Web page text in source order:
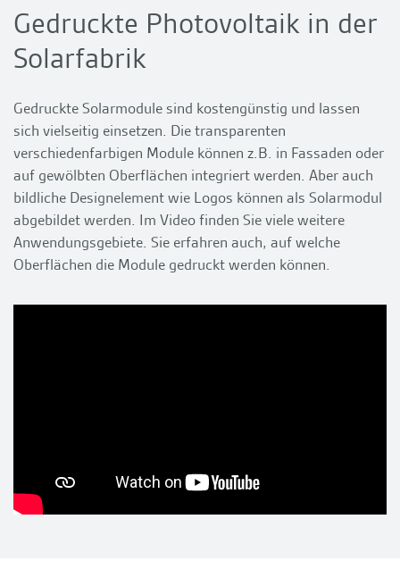
Gedruckte Photovoltaik in der
Solarfabrik
Gedruckte Solarmodule sind kostengünstig und lassen
sich vielseitig einsetzen. Die transparenten
verschiedenfarbigen Module können z.B. in Fassaden oder
auf gewölbten Oberflächen integriert werden. Aber auch
bildliche Designelement wie Logos können als Solarmodul
abgebildet werden. Im Video finden Sie viele weitere
Anwendungsgebiete. Sie erfahren auch, auf welche
Oberflächen die Module gedruckt werden können.